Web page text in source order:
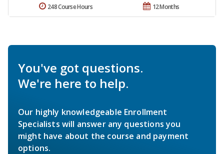
12 Months
248 Course Hours
You've got questions.
We're here to help.
Our highly knowledgeable Enrollment
Specialists will answer any questions you
might have about the course and payment
options.